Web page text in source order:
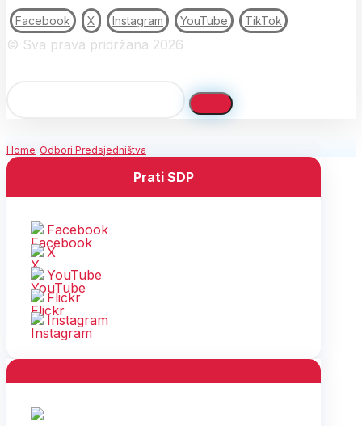
Facebook X Instagram YouTube TikTok
© Sva prava pridržana 2026
Home Odbori Predsjedništva
Prati SDP
Facebook
X
YouTube
Flickr
Instagram